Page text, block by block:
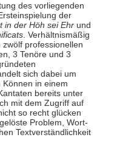
des vorliegenden
der
in der Höh sei Ehrund
. Verhältnismäßig
professionellen
3 Tenöre und 3
sich dabei um
in einem
bereits unter
mit dem Zugriff auf
so recht glücken
Problem, Wort-
Textverständlichkeit